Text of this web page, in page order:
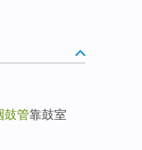
鼓管靠鼓室